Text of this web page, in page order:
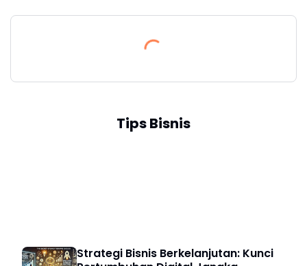
Tips Bisnis
Strategi Bisnis Berkelanjutan: Kunci